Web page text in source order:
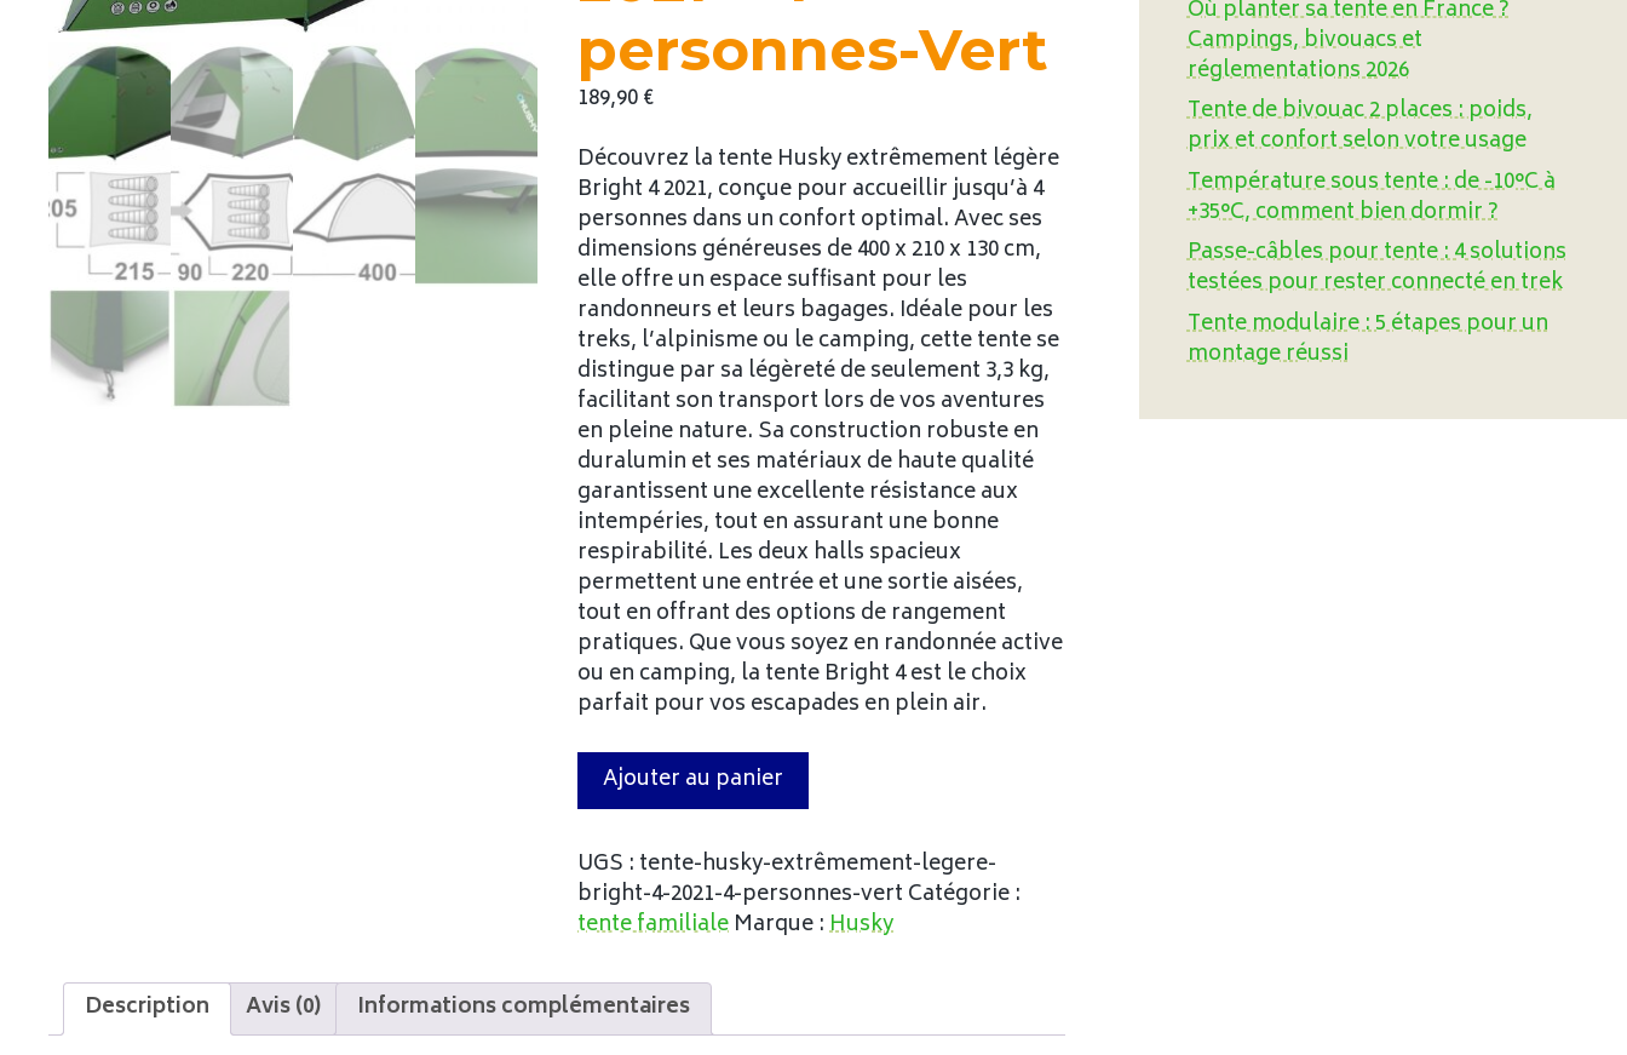
personnes-Vert
189,90€
Découvrez la tente Husky extrêmement légère
Bright 4 2021, conçue pour accueillir jusqu’à 4
personnes dans un confort optimal. Avec ses
dimensions généreuses de 400 x 210 x 130 cm,
elle offre un espace suffisant pour les
randonneurs et leurs bagages. Idéale pour les
treks, l’alpinisme ou le camping, cette tente se
distingue par sa légèreté de seulement 3,3 kg,
facilitant son transport lors de vos aventures
en pleine nature. Sa construction robuste en
duralumin et ses matériaux de haute qualité
garantissent une excellente résistance aux
intempéries, tout en assurant une bonne
respirabilité. Les deux halls spacieux
permettent une entrée et une sortie aisées,
tout en offrant des options de rangement
pratiques. Que vous soyez en randonnée active
ou en camping, la tente Bright 4 est le choix
parfait pour vos escapades en plein air.
Ajouter au panier
UGS : tente-husky-extrêmement-legere-
bright-4-2021-4-personnes-vert Catégorie :
tente familiale Marque :Husky
Description Avis (0) Informations complémentaires
Où planter sa tente en France ?
Campings, bivouacs et
réglementations 2026
Tente de bivouac 2 places : poids,
prix et confort selon votre usage
Température sous tente : de -10°C à
+35°C, comment bien dormir ?
Passe-câbles pour tente : 4 solutions
testées pour rester connecté en trek
Tente modulaire : 5 étapes pour un
montage réussi